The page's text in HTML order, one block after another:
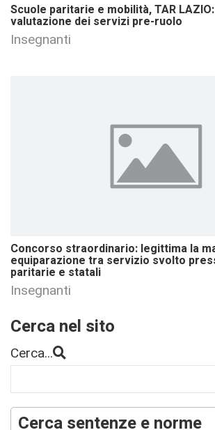
Scuole paritarie e mobilità, TAR
valutazione dei servizi pre-ruolo
Insegnanti
Concorso straordinario: legittima la
equiparazione tra servizio svolto
paritarie e statali
Insegnanti
Cerca nel sito
Cerca...
Cerca sentenze e norme